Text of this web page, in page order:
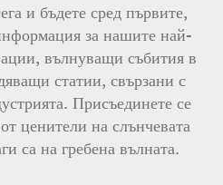
и бъдете сред първите,
за нашите най-
вълнуващи събития в
статии, свързани с
Присъединете се
ценители на слънчевата
са на гребена вълната.